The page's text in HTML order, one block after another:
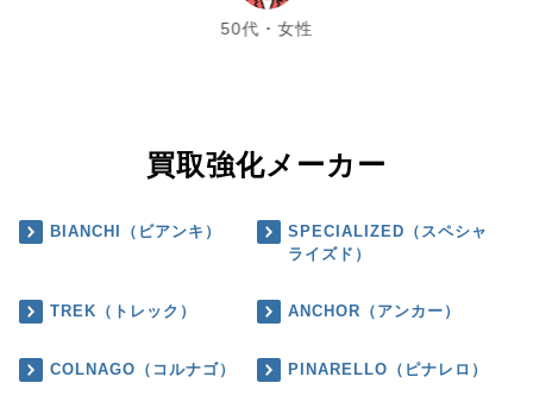
50代・女性
買取強化メーカー
BIANCHI（ビアンキ）
SPECIALIZED（スペシャ
ライズド）
TREK（トレック） ANCHOR（アンカー）
COLNAGO（コルナゴ） PINARELLO（ピナレロ）